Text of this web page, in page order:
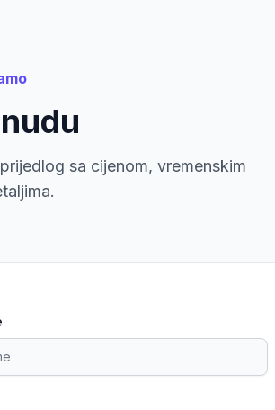
sa cijenom, vremenskim